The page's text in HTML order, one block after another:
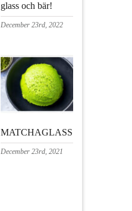
glass och bär!
December 23rd, 2022
MATCHAGLASS
December 23rd, 2021